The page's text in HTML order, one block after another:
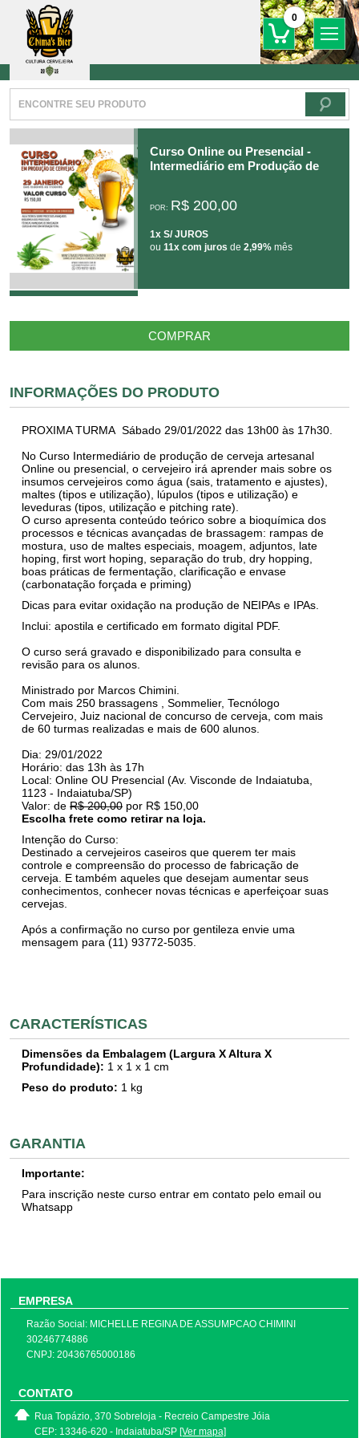
0
Curso Online ou Presencial -
Intermediário em Produção de
POR: R$ 200,00
1x S/ JUROS
ou 11x com juros de 2,99% mês
COMPRAR
INFORMAÇÕES DO PRODUTO
PROXIMA TURMA Sábado 29/01/2022 das 13h00 às 17h30.
No Curso Intermediário de produção de cerveja artesanal
Online ou presencial, o cervejeiro irá aprender mais sobre os
insumos cervejeiros como água (sais, tratamento e ajustes),
maltes (tipos e utilização), lúpulos (tipos e utilização) e
leveduras (tipos, utilização e pitching rate).
O curso apresenta conteúdo teórico sobre a bioquímica dos
processos e técnicas avançadas de brassagem: rampas de
mostura, uso de maltes especiais, moagem, adjuntos, late
hoping, first wort hoping, separação do trub, dry hopping,
boas práticas de fermentação, clarificação e envase
(carbonatação forçada e priming)
Dicas para evitar oxidação na produção de NEIPAs e IPAs.
Inclui: apostila e certificado em formato digital PDF.
O curso será gravado e disponibilizado para consulta e
revisão para os alunos.
Ministrado por Marcos Chimini.
Com mais 250 brassagens , Sommelier, Tecnólogo
Cervejeiro, Juiz nacional de concurso de cerveja, com mais
de 60 turmas realizadas e mais de 600 alunos.
Dia: 29/01/2022
Horário: das 13h às 17h
Local: Online OU Presencial (Av. Visconde de Indaiatuba,
1123 - Indaiatuba/SP)
Valor: de R$ 200,00 por R$ 150,00
Escolha frete como retirar na loja.
Intenção do Curso:
Destinado a cervejeiros caseiros que querem ter mais
controle e compreensão do processo de fabricação de
cerveja. E também aqueles que desejam aumentar seus
conhecimentos, conhecer novas técnicas e aperfeiçoar suas
cervejas.
Após a confirmação no curso por gentileza envie uma
mensagem para (11) 93772-5035.
CARACTERÍSTICAS
Dimensões da Embalagem (Largura X Altura X
Profundidade): 1 x 1 x 1 cm
Peso do produto: 1 kg
GARANTIA
Importante:
Para inscrição neste curso entrar em contato pelo email ou
Whatsapp
EMPRESA
Razão Social: MICHELLE REGINA DE ASSUMPCAO CHIMINI
30246774886
CNPJ: 20436765000186
CONTATO
Rua Topázio, 370 Sobreloja - Recreio Campestre Jóia
CEP: 13346-620 - Indaiatuba/SP [Ver mapa]